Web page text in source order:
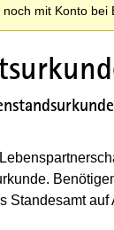
mit Konto bei
Standesamt